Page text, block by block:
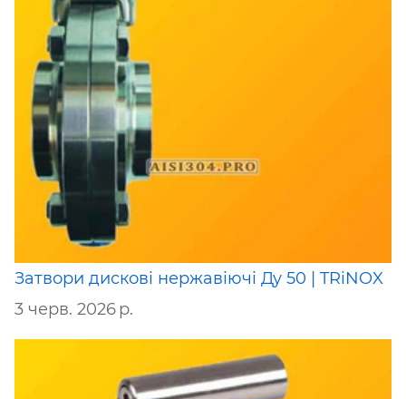
Затвори дискові нержавіючі Ду 50 | TRiNOX
3 черв. 2026 р.